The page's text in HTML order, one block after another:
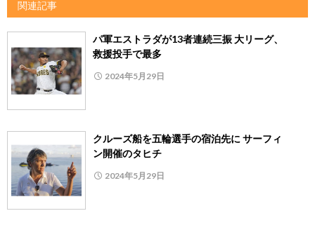
関連記事
パ軍エストラダが13者連続三振 大リーグ、
救援投手で最多
2024年5月29日
クルーズ船を五輪選手の宿泊先に サーフィ
ン開催のタヒチ
2024年5月29日